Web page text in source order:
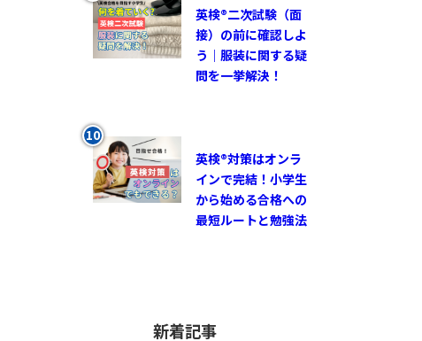
英検®︎二次試験（面
接）の前に確認しよ
う｜服装に関する疑
問を一挙解決！
英検®対策はオンラ
インで完結！小学生
から始める合格への
最短ルートと勉強法
新着記事